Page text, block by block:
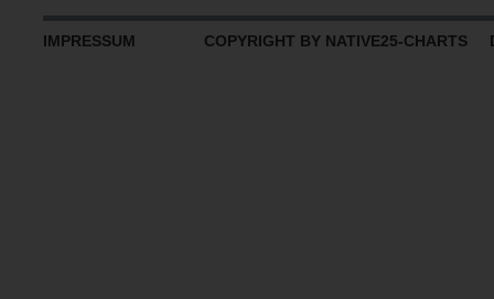
IMPRESSUM COPYRIGHT BY NATIVE25-CHARTS